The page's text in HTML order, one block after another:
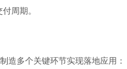
周期。
造多个关键环节实现落地应用：